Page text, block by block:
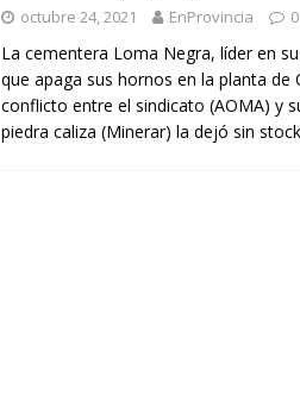
octubre 24, 2021 EnProvincia 0
La cementera Loma Negra, líder en
que apaga sus hornos en la planta de
conflicto entre el sindicato (AOMA) y
piedra caliza (Minerar) la dejó sin stock